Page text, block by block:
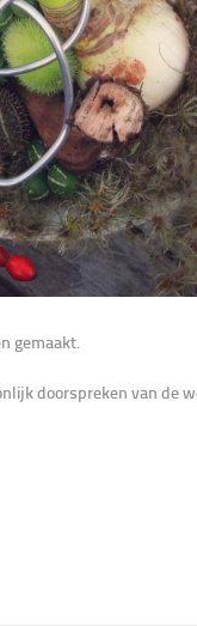
gemaakt.
doorspreken van de